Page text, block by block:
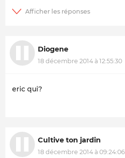
Diogene
18 décembre 2014 à 12:55:30
eric qui?
Cultive ton jardin
18 décembre 2014 à 09:24:06